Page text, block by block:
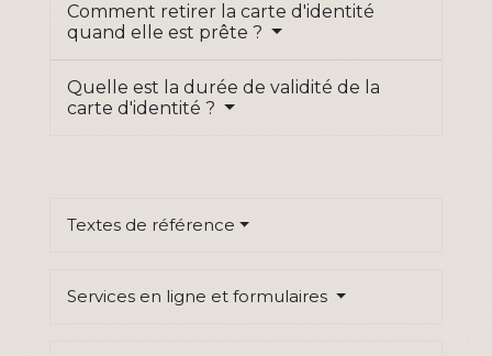
Comment retirer la carte d'identité
quand elle est prête ?
Quelle est la durée de validité de la
carte d'identité ?
Textes de référence
Services en ligne et formulaires